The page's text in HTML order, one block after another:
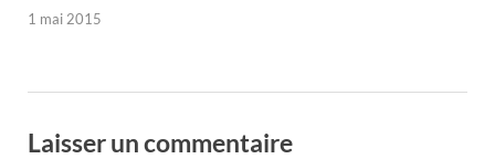
1 mai 2015
Laisser un commentaire